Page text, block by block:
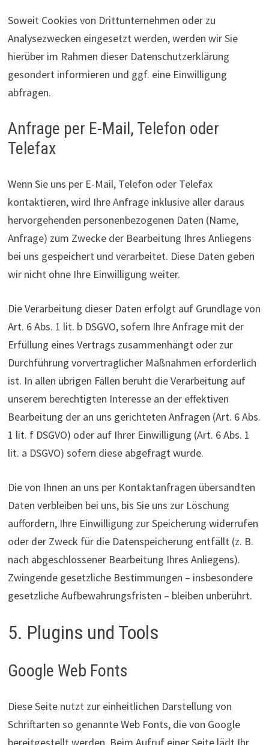
Soweit Cookies von Drittunternehmen oder zu
Analysezwecken eingesetzt werden, werden wir Sie
hierüber im Rahmen dieser Datenschutzerklärung
gesondert informieren und ggf. eine Einwilligung
abfragen.
Anfrage per E-Mail, Telefon oder
Telefax
Wenn Sie uns per E-Mail, Telefon oder Telefax
kontaktieren, wird Ihre Anfrage inklusive aller daraus
hervorgehenden personenbezogenen Daten (Name,
Anfrage) zum Zwecke der Bearbeitung Ihres Anliegens
bei uns gespeichert und verarbeitet. Diese Daten geben
wir nicht ohne Ihre Einwilligung weiter.
Die Verarbeitung dieser Daten erfolgt auf Grundlage von
Art. 6 Abs. 1 lit. b DSGVO, sofern Ihre Anfrage mit der
Erfüllung eines Vertrags zusammenhängt oder zur
Durchführung vorvertraglicher Maßnahmen erforderlich
ist. In allen übrigen Fällen beruht die Verarbeitung auf
unserem berechtigten Interesse an der effektiven
Bearbeitung der an uns gerichteten Anfragen (Art. 6 Abs.
1 lit. f DSGVO) oder auf Ihrer Einwilligung (Art. 6 Abs. 1
lit. a DSGVO) sofern diese abgefragt wurde.
Die von Ihnen an uns per Kontaktanfragen übersandten
Daten verbleiben bei uns, bis Sie uns zur Löschung
auffordern, Ihre Einwilligung zur Speicherung widerrufen
oder der Zweck für die Datenspeicherung entfällt (z. B.
nach abgeschlossener Bearbeitung Ihres Anliegens).
Zwingende gesetzliche Bestimmungen – insbesondere
gesetzliche Aufbewahrungsfristen – bleiben unberührt.
5. Plugins und Tools
Google Web Fonts
Diese Seite nutzt zur einheitlichen Darstellung von
Schriftarten so genannte Web Fonts, die von Google